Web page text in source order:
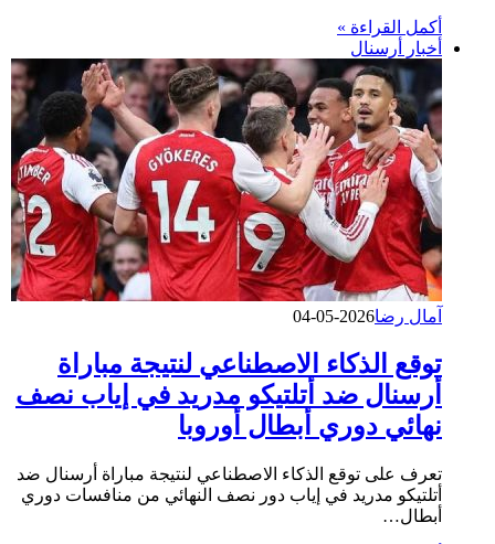
أكمل القراءة »
أخبار أرسنال
آمال رضا2026-05-04
توقع الذكاء الاصطناعي لنتيجة مباراة
أرسنال ضد أتلتيكو مدريد في إياب نصف
نهائي دوري أبطال أوروبا
تعرف على توقع الذكاء الاصطناعي لنتيجة مباراة أرسنال ضد
أتلتيكو مدريد في إياب دور نصف النهائي من منافسات دوري
أبطال…